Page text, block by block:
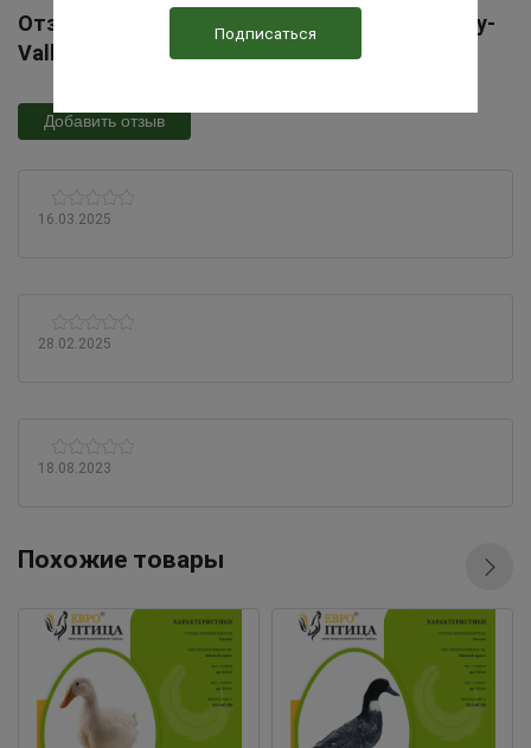
Отзывы Пекинская утка Черри-Велли (Cherry-
Valley SM3) РФ Краснодар
Добавить отзыв
16.03.2025
28.02.2025
18.08.2023
Похожие товары